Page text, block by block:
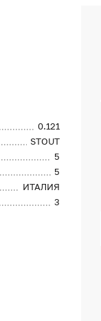
0.121
STOUT
5
5
ИТАЛИЯ
3